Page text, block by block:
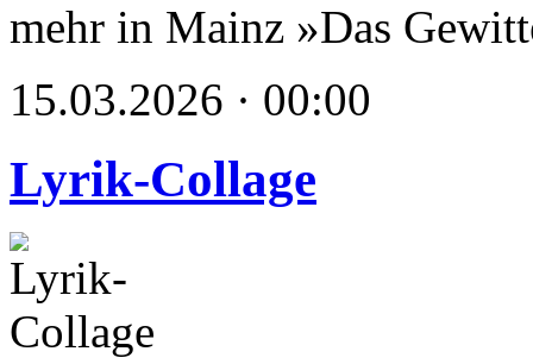
mehr in Mainz »Das
15.03.2026 · 00:00
Lyrik-Collage